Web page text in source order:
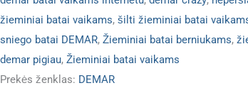
žieminiai batai vaikams, šilti žieminiai batai
sniego batai DEMAR, Žieminiai batai berniukams,
demar pigiau, Žieminiai batai vaikams
Prekės ženklas: DEMAR